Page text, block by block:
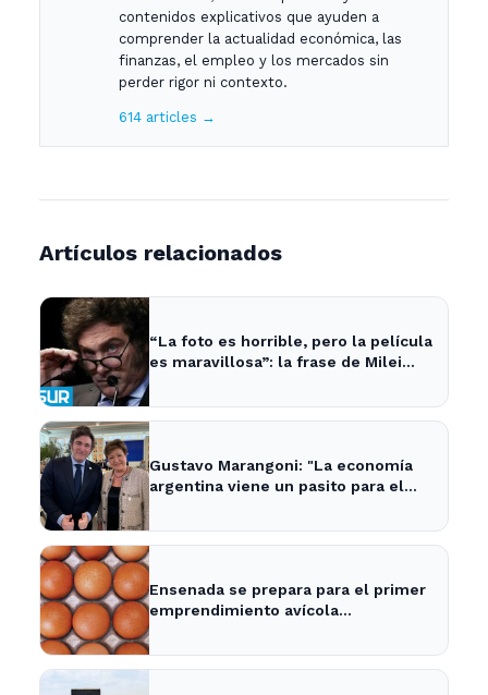
contenidos explicativos que ayuden a
comprender la actualidad económica, las
finanzas, el empleo y los mercados sin
perder rigor ni contexto.
614 articles →
Artículos relacionados
“La foto es horrible, pero la película
es maravillosa”: la frase de Milei
Gustavo Marangoni: "La economía
argentina viene un pasito para el
Ensenada se prepara para el primer
emprendimiento avícola